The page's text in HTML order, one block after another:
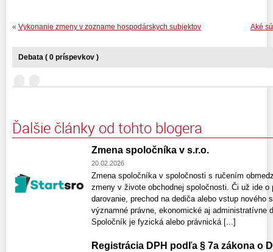
Aké
« Vykonanie zmeny v zozname hospodárskych subjektov
Debata ( 0 príspevkov )
Ďalšie články od tohto blogera
Zmena spoločníka v s.r.o.
20.02.2026
Zmena spoločníka v spoločnosti s ručením
zmeny v živote obchodnej spoločnosti. Či už ide o
darovanie, prechod na dediča alebo vstup nového
významné právne, ekonomické aj administratívne
Spoločník je fyzická alebo právnická [...]
Registrácia DPH podľa § 7a zákona o